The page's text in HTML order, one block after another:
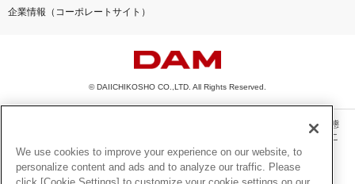
企業情報（コーポレートサイト）
© DAIICHIKOSHO CO.,LTD. All Rights Reserved.
このサイトに掲載されている一切の文章・画像・写真・動画・音声等を、手段や形態
を問わず、著作権法の定める範囲を超えて無断で複製、転載、ファイル化などするこ
とを禁じます。
楽曲及びコンテンツは、機種によりご利用いただけない場合があります。
We use cookies to improve your experience on our website, to
personalize content and ads and to analyze our traffic. Please